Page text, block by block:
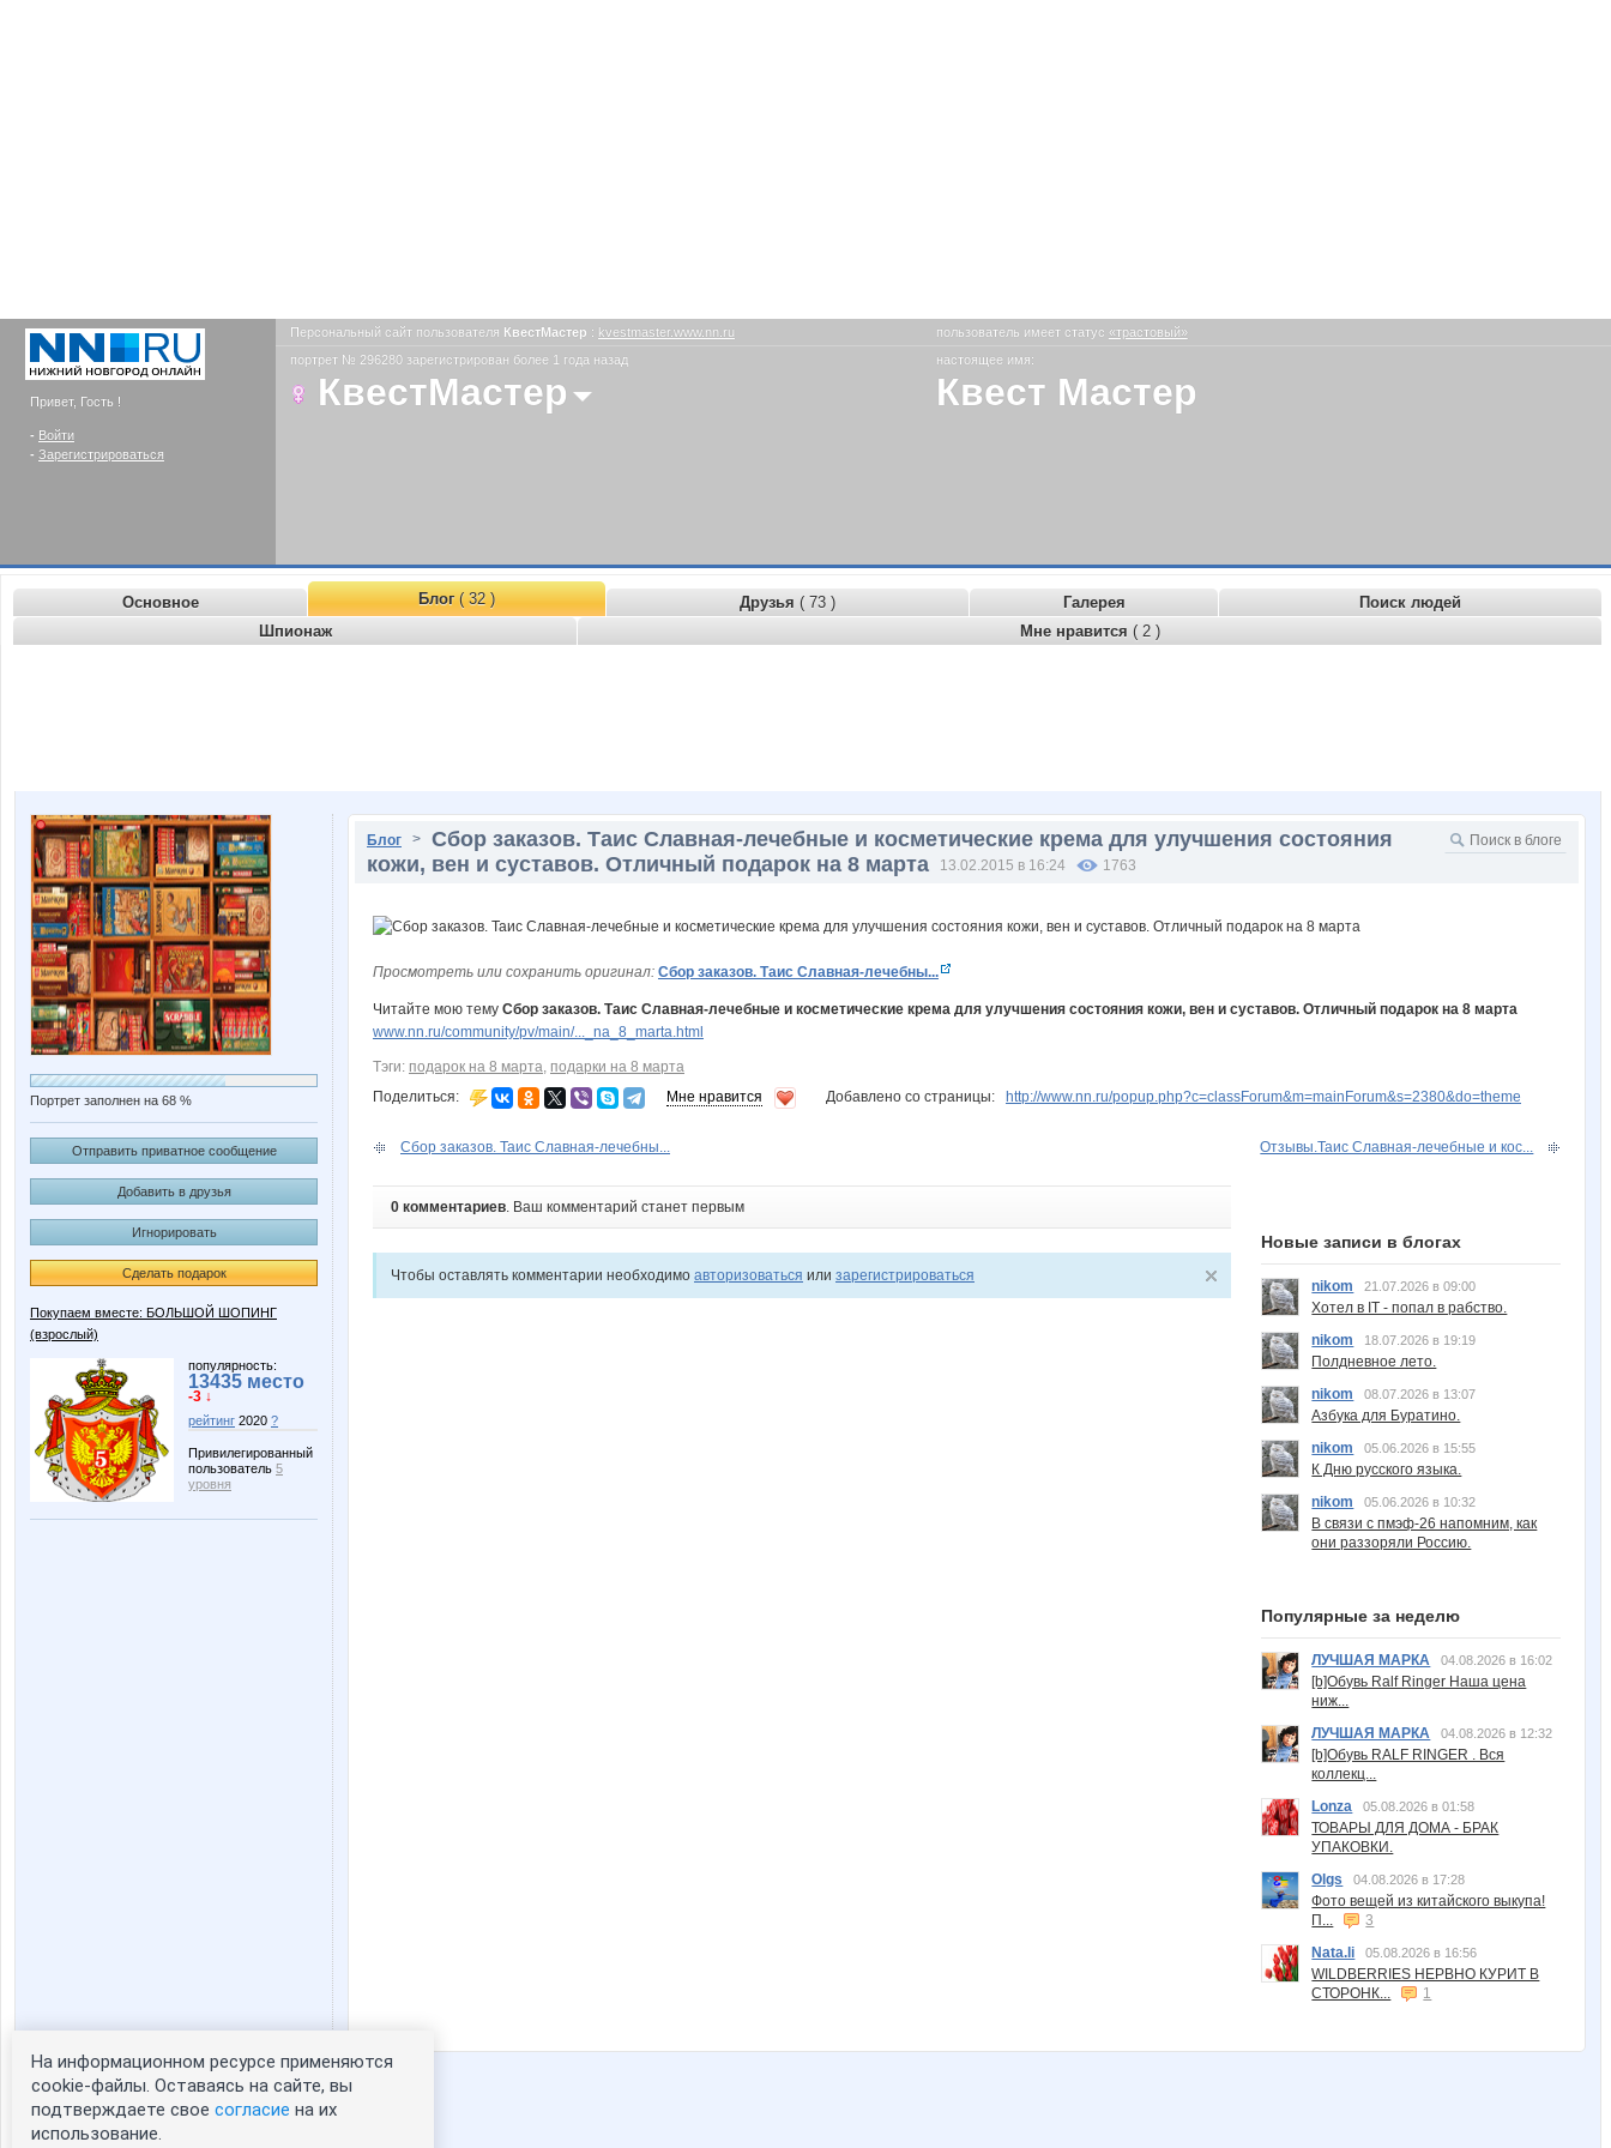
Привет, Гость !
- Войти
- Зарегистрироваться
Персональный сайт пользователя КвестМастер : kvestmaster.www.nn.ru пользователь имеет статус «трастовый»
портрет № 296280 зарегистрирован более 1 года назад
КвестМастер
настоящее имя:
Квест Мастер
Основное Блог( 32 ) Друзья ( 73 ) Галерея
Поиск людей
Шпионаж
Мне нравится ( 2 )
Портрет заполнен на 68 %
Отправить приватное сообщение
Добавить в друзья
Игнорировать
Сделать подарок
Покупаем вместе: БОЛЬШОЙ ШОПИНГ
(взрослый)
популярность:
13435 место
-3 ↓
рейтинг 2020 ?
Привилегированный
пользователь 5
уровня
Статистика портрета:
сейчас просматривают портрет - 0
зарегистрированные пользователи
Блог > Сбор заказов. Таис Славная-лечебные и косметические крема для улучшения состояния
кожи, вен и суставов. Отличный подарок на 8 марта
13.02.2015 в 16:24 1763
Просмотреть или сохранить оригинал: Сбор заказов. Таис Славная-лечебны...
Читайте мою тему Сбор заказов. Таис Славная-лечебные и косметические крема для улучшения состояния кожи, вен и суставов. Отличный подарок на 8 марта
www.nn.ru/community/pv/main/..._na_8_marta.html
Тэги: подарок на 8 марта, подарки на 8 марта
Поделиться:
Мне нравится Добавлено со страницы: http://www.nn.ru/popup.php?c=classForum&m=mainForum&s=2380&do=theme
Сбор заказов. Таис Славная-лечебны... Отзывы.Таис Славная-лечебные и кос...
0 комментариев. Ваш комментарий станет первым
Чтобы оставлять комментарии необходимо авторизоваться или зарегистрироваться
Новые записи в блогах
nikom 21.07.2026 в 09:00
Хотел в IT - попал в рабство.
nikom
18.07.2026 в 19:19
Полдневное лето.
nikom
08.07.2026 в 13:07
Азбука для Буратино.
nikom
05.06.2026 в 15:55
К Дню русского языка.
nikom
05.06.2026 в 10:32
В связи с пмэф-26 напомним, как
они раззоряли Россию.
Популярные за неделю
ЛУЧШАЯ МАРКА 04.08.2026 в 16:02
[b]Обувь Ralf Ringer Наша цена
ниж...
ЛУЧШАЯ МАРКА
04.08.2026 в 12:32
[b]Обувь RALF RINGER . Вся
коллекц...
Lonza
05.08.2026 в 01:58
ТОВАРЫ ДЛЯ ДОМА - БРАК
УПАКОВКИ.
Olgs
04.08.2026 в 17:28
Фото вещей из китайского выкупа!
П...
3
Nata.li
05.08.2026 в 16:56
WILDBERRIES НЕРВНО КУРИТ В
СТОРОНК...
1
На информационном ресурсе применяются
cookie-файлы. Оставаясь на сайте, вы
подтверждаете свое согласие на их
использование.